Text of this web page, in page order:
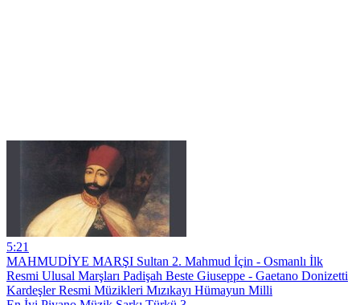
5:21
MAHMUDİYE MARŞI Sultan 2. Mahmud İçin - Osmanlı İlk
Resmi Ulusal Marşları Padişah Beste Giuseppe - Gaetano Donizetti
Kardeşler Resmi Müzikleri Mızıkayı Hümayun Milli